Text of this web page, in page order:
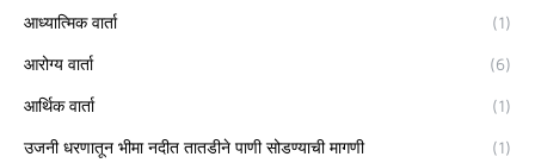
आध्यात्मिक वार्ता (1)
आरोग्य वार्ता (6)
आर्थिक वार्ता (1)
उजनी धरणातून भीमा नदीत तातडीने पाणी सोडण्याची मागणी (1)